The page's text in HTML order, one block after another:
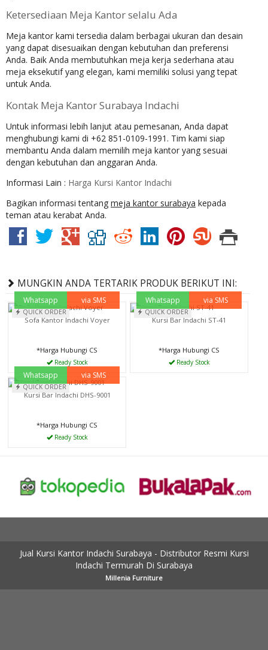
Ketersediaan Meja Kantor selalu Ada
Meja kantor kami tersedia dalam berbagai ukuran dan desain
yang dapat disesuaikan dengan kebutuhan dan preferensi
Anda. Baik Anda membutuhkan meja kerja sederhana atau
meja eksekutif yang elegan, kami memiliki solusi yang tepat
untuk Anda.
Kontak Meja Kantor Surabaya Indachi
Untuk informasi lebih lanjut atau pemesanan, Anda dapat
menghubungi kami di +62 851-0109-1991. Tim kami siap
membantu Anda dalam memilih meja kantor yang sesuai
dengan kebutuhan dan anggaran Anda.
Informasi Lain : Harga Kursi Kantor Indachi
Bagikan informasi tentang meja kantor surabaya kepada
teman atau kerabat Anda.
MUNGKIN ANDA TERTARIK PRODUK BERIKUT INI:
QUICK ORDER
Whatsapp via SMS
Sofa Kantor Indachi Voyer
*Harga Hubungi CS
Ready Stock
QUICK ORDER
Whatsapp via SMS
Kursi Bar Indachi ST-41
*Harga Hubungi CS
Ready Stock
QUICK ORDER
Whatsapp via SMS
Kursi Bar Indachi DHS-9001
*Harga Hubungi CS
Ready Stock
Jual Kursi Kantor Indachi Surabaya - Distributor Resmi Kursi
Indachi Termurah Di Surabaya
Millenia Furniture